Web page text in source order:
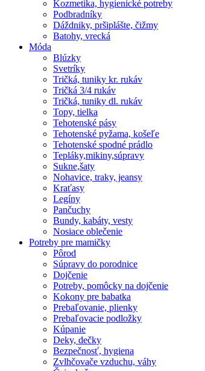
Kozmetika, hygienické potreby
Podbradníky
Dáždniky, pršiplášte, čižmy
Batohy, vrecká
Móda
Blúzky
Svetríky
Tričká, tuniky kr. rukáv
Tričká 3/4 rukáv
Tričká, tuniky dl. rukáv
Topy, tielka
Tehotenské pásy
Tehotenské pyžama, košeľe
Tehotenské spodné prádlo
Tepláky,mikiny,súpravy
Sukne,šaty
Nohavice, traky, jeansy
Kraťasy
Legíny
Pančuchy
Bundy, kabáty, vesty
Nosiace oblečenie
Potreby pre mamičky
Pôrod
Súpravy do porodnice
Dojčenie
Potreby, pomôcky na dojčenie
Kokony pre babatka
Prebaľovanie, plienky
Prebaľovacie podložky
Kúpanie
Deky, dečky
Bezpečnosť, hygiena
Zvlhčovače vzduchu, váhy